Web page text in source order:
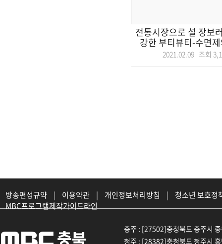
전통시장으로 설 장보
강한 부티뷰티-수면
2021.02.09 조회
방송편성규약 | 이용약관 | 개인정보처리방침 |
청소년 보호정
MBC프로그램제작가이드라인
충주 : [27502]충청북도 충주시
청주 : [28382]충청북도 청주시